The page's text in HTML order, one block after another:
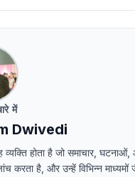
में
Dwivedi
व्यक्ति होता है जो समाचार, घटनाओं,
करता है, और उन्हें विभिन्न माध्यमों